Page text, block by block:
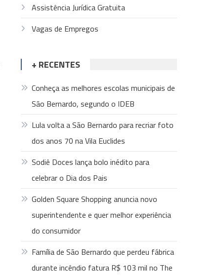
Assistência Jurídica Gratuita
Vagas de Empregos
+ RECENTES
Conheça as melhores escolas municipais de
São Bernardo, segundo o IDEB
Lula volta a São Bernardo para recriar foto
dos anos 70 na Vila Euclides
Sodiê Doces lança bolo inédito para
celebrar o Dia dos Pais
Golden Square Shopping anuncia novo
superintendente e quer melhor experiência
do consumidor
Família de São Bernardo que perdeu fábrica
durante incêndio fatura R$ 103 mil no The